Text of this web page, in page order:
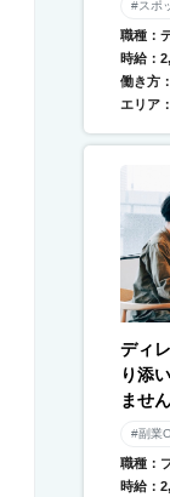
#スポ
職種：
時給：
働き方
エリア
ディ
り添
ませ
#副業
職種：
時給：